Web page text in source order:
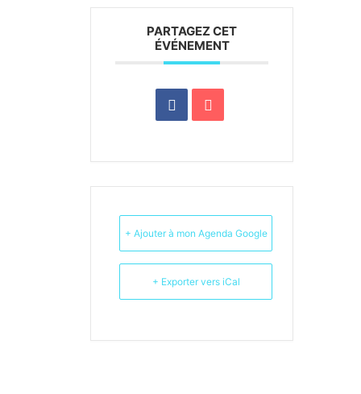
PARTAGEZ CET
ÉVÉNEMENT
+ Ajouter à mon Agenda Google
+ Exporter vers iCal